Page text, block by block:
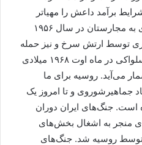
برآمد داعش را مهیاتر
ساخت. در ضمن تجاوز شوروی به مجارستان در سال ۱۹۵۶
۲۵۰۰ نفر مجاری توسط ارتش سرخ و نیز حمله
شوروی و هم پیمانانش به چکسلواکی در ماه اوت ۱۹۶۸ میلادی
می‌آید. روسیه برای ما
جماهیرشوروی و تا امروز یک
است. جنگ‌های ایران دوران
در ۱۷۲۲ میلادی منجر به اشغال بخش‌های
توسط روسیه شد. جنگ‌های